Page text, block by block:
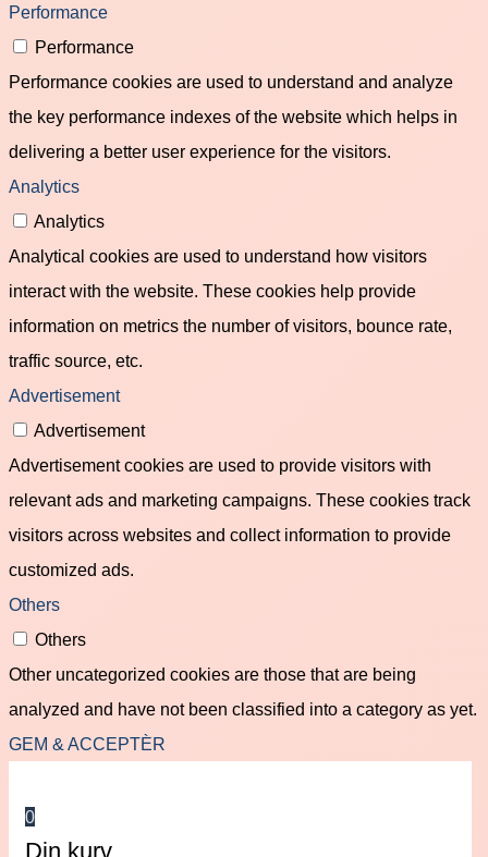
Performance
Performance
Performance cookies are used to understand and analyze
the key performance indexes of the website which helps in
delivering a better user experience for the visitors.
Analytics
Analytics
Analytical cookies are used to understand how visitors
interact with the website. These cookies help provide
information on metrics the number of visitors, bounce rate,
traffic source, etc.
Advertisement
Advertisement
Advertisement cookies are used to provide visitors with
relevant ads and marketing campaigns. These cookies track
visitors across websites and collect information to provide
customized ads.
Others
Others
Other uncategorized cookies are those that are being
analyzed and have not been classified into a category as yet.
GEM & ACCEPTÈR
0
Din kurv